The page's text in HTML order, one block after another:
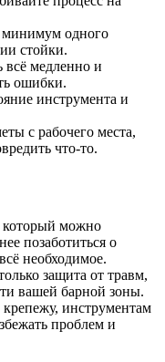
минимум одного
стойки.
всё медленно и
ошибки.
инструмента и
с рабочего места,
что-то.
который можно
позаботиться о
необходимое.
защита от травм,
вашей барной зоны.
инструментам
проблем и